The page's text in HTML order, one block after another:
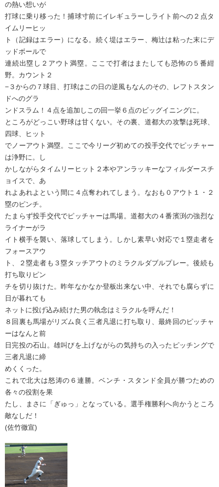
の熱い想いが
打球に乗り移った！捕球寸前にイレギュラーしライト前への２点タ
イムリーヒッ
ト（記録はエラー）になる。続く堤はエラー、梅辻は粘った末にデ
ッドボールで
連続出塁し２アウト満塁。ここで打者はまたしても恐怖の５番紺
野。カウント２
−３からの７球目、打球はこの日の逆風もなんのその、レフトスタン
ドへのグラ
ンドスラム！４点を追加しこの回一挙６点のビッグイニングに。
ところがどっこい野球は甘くない。その裏、道都大の攻撃は死球、
四球、ヒット
でノーアウト満塁。ここで今リーグ初めての投手交代でピッチャー
は浄野に。し
かしながらタイムリーヒット２本やアンラッキーなフィルダースチ
ョイスで、あ
れよあれよという間に４点奪われてしまう。なおも０アウト１・２
塁のピンチ。
たまらず投手交代でピッチャーは馬場。道都大の４番濱渕の強烈な
ライナーがラ
イト横手を襲い、落球してしまう。しかし素早い対応で１塁走者を
フォースアウ
ト、２塁走者も３塁タッチアウトのミラクルダブルプレー。後続も
打ち取りピン
チを切り抜けた。昨年なかなか登板出来ない中、それでも腐らずに
日が暮れても
ネットに投げ込み続けた男の執念はミラクルを呼んだ！
８回裏も馬場がリズム良く三者凡退に打ち取り、最終回のピッチャ
ーはなんと前
日完投の石山。雄叫びを上げながらの気持ちの入ったピッチングで
三者凡退に締
めくくった。
これで北大は怒涛の６連勝。ベンチ・スタンド全員が勝つための
各々の役割を果
たし、まさに「ぎゅっ」となっている。選手権勝利へ向かうところ
敵なしだ！
(佐竹徹宣)